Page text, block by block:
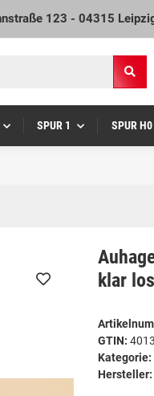
123 - 04315
SPUR 1 SPUR H0
klar
GTIN:
Kategorie:
Hersteller: